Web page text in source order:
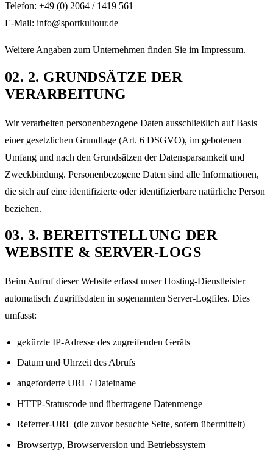
Telefon: +49 (0) 2064 / 1419 561
E-Mail: info@sportkultour.de
Weitere Angaben zum Unternehmen finden Sie im Impressum.
02. 2. GRUNDSÄTZE DER
VERARBEITUNG
Wir verarbeiten personenbezogene Daten ausschließlich auf Basis
einer gesetzlichen Grundlage (Art. 6 DSGVO), im gebotenen
Umfang und nach den Grundsätzen der Datensparsamkeit und
Zweckbindung. Personenbezogene Daten sind alle Informationen,
die sich auf eine identifizierte oder identifizierbare natürliche Person
beziehen.
03. 3. BEREITSTELLUNG DER
WEBSITE & SERVER-LOGS
Beim Aufruf dieser Website erfasst unser Hosting-Dienstleister
automatisch Zugriffsdaten in sogenannten Server-Logfiles. Dies
umfasst:
gekürzte IP-Adresse des zugreifenden Geräts
Datum und Uhrzeit des Abrufs
angeforderte URL / Dateiname
HTTP-Statuscode und übertragene Datenmenge
Referrer-URL (die zuvor besuchte Seite, sofern übermittelt)
Browsertyp, Browserversion und Betriebssystem